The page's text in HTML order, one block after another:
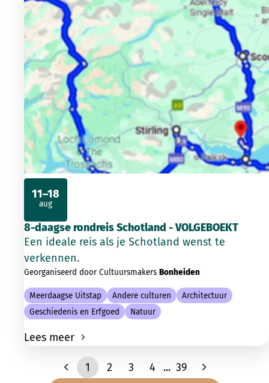
8-daagse rondreis Schotland - VOLGEBOEKT
Een ideale reis als je Schotland wenst te
verkennen.
Georganiseerd door Cultuursmakers Bonheiden
Meerdaagse Uitstap Andere culturen
Architectuur
Geschiedenis en Erfgoed
Natuur
Lees meer
11–18
aug
2026
1 2 3 4 ... 39